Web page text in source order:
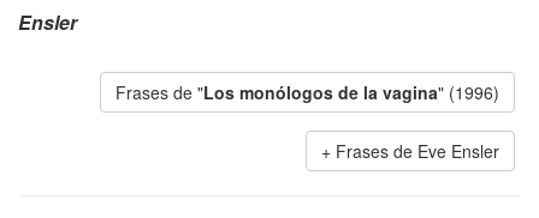
Ensler
Frases de "Los monólogos de la vagina" (1996)
Frases de Eve Ensler